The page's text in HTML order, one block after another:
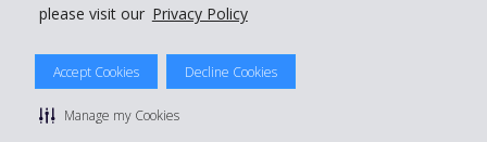
please visit our Privacy Policy
Accept Cookies Decline Cookies
Manage my Cookies
Politique de confidentialité
Conditions de location
Gérer mes cookies